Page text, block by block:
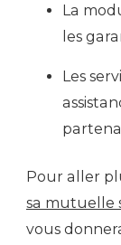
La
les
Les
Pour aller
sa mutuelle
vous